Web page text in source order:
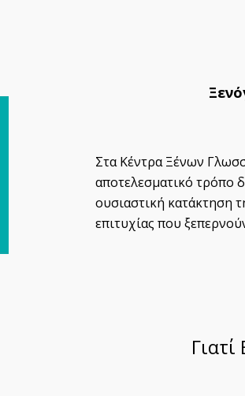
Στα Κέντρα Ξένων
αποτελεσματικό τρόπο
ουσιαστική κατάκτηση
επιτυχίας που